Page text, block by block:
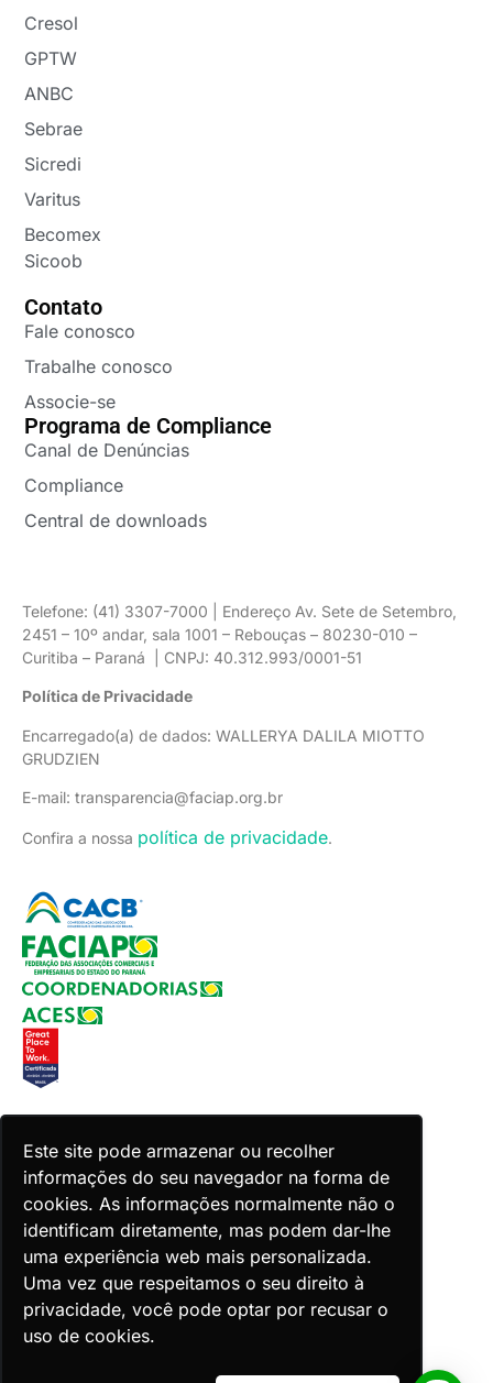
Este site pode armazenar ou recolher
informações do seu navegador na forma de
cookies. As informações normalmente não o
identificam diretamente, mas podem dar-lhe
uma experiência web mais personalizada.
Uma vez que respeitamos o seu direito à
privacidade, você pode optar por recusar o
uso de cookies.
Cresol
GPTW
ANBC
Sebrae
Sicredi
Varitus
Becomex
Sicoob
Contato
Fale conosco
Trabalhe conosco
Associe-se
Programa de Compliance
Canal de Denúncias
Compliance
Central de downloads
Telefone: (41) 3307-7000 | Endereço Av. Sete de Setembro,
2451 – 10º andar, sala 1001 – Rebouças – 80230-010 –
Curitiba – Paraná | CNPJ: 40.312.993/0001-51
Política de Privacidade
Encarregado(a) de dados: WALLERYA DALILA MIOTTO
GRUDZIEN
E-mail: transparencia@faciap.org.br
Confira a nossa política de privacidade.
Desenvolvido por Zion ACES.
Voltar ao topo